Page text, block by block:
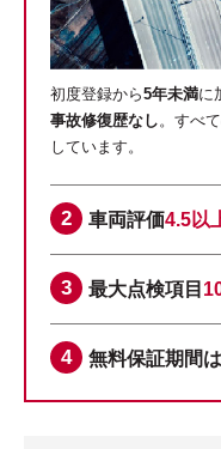
初度登録から5年未満に
事故修復歴なし 。すべ
しています。
車両評価4.5以
最大点検項目
無料保証期間は